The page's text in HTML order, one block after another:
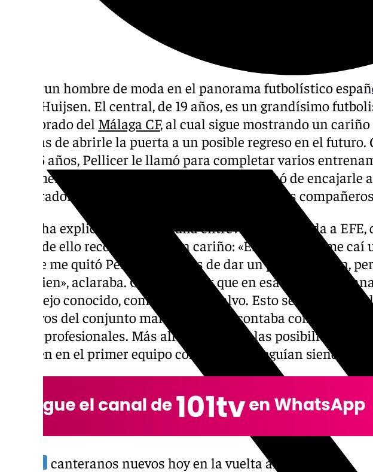
Si hay un hombre de moda en el panorama futbolístico
Dean Huijsen. El central, de 19 años, es un grandísimo
enamorado del Málaga CF, al cual sigue mostrando un
además de abrirle la puerta a un posible regreso en el futuro.
sólo 15 años, Pellicer le llamó para completar varios
el primer equipo, aunque un detalle no terminó de encajarle
preparador, que decidió bajarle de nuevo con sus
Así lo ha explicado
en una entrevista concedida a EFE,
habla de ello recordándolo con cariño: «El primer día me caí
porque me quitó Pellicer después de dar un pase de tacón,
todo bien», aclaraba. Cabe recordar que en esa misma
otro viejo conocido, como era Álex Calvo. Esto se debía a la
efectivos del conjunto malaguista, que contaba con una
fichas profesionales. Más allá del detalle, las posibilidades
Huijsen en el primer equipo con esa edad seguían siendo
canteranos nuevos hoy en la vuelta al trabajo!